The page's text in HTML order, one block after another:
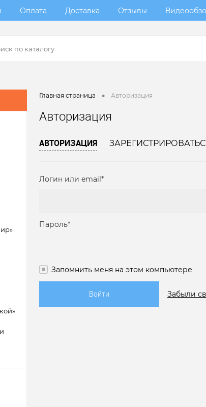
Оплата Доставка Отзывы
Главная страница • Авторизация
Авторизация
АВТОРИЗАЦИЯ
Логин или email*
Пароль*
Запомнить меня на этом компьютере
Забыли